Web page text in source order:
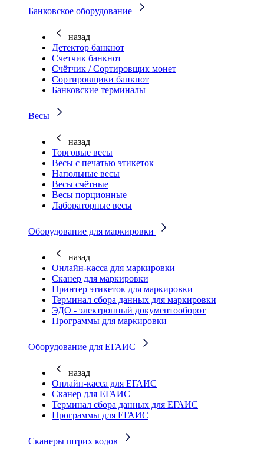
Банковское оборудование
назад
Детектор банкнот
Счетчик банкнот
Счётчик / Сортировщик монет
Сортировщики банкнот
Банковские терминалы
Весы
назад
Торговые весы
Весы с печатью этикеток
Напольные весы
Весы счётные
Весы порционные
Лабораторные весы
Оборудование для маркировки
назад
Онлайн-касса для маркировки
Сканер для маркировки
Принтер этикеток для маркировки
Терминал сбора данных для маркировки
ЭДО - электронный документооборот
Программы для маркировки
Оборудование для ЕГАИС
назад
Онлайн-касса для ЕГАИС
Сканер для ЕГАИС
Терминал сбора данных для ЕГАИС
Программы для ЕГАИС
Сканеры штрих кодов